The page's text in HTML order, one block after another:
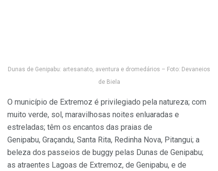
Dunas de Genipabu: artesanato, aventura e dromedários – Foto: Devaneios
de Biela
O município de Extremoz é privilegiado pela natureza; com
muito verde, sol, maravilhosas noites enluaradas e
estreladas; têm os encantos das praias de
Genipabu, Graçandu, Santa Rita, Redinha Nova, Pitangui; a
beleza dos passeios de buggy pelas Dunas de Genipabu;
as atraentes Lagoas de Extremoz, de Genipabu, e de